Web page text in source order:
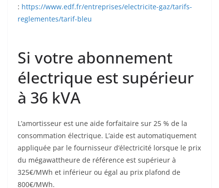
: https://www.edf.fr/entreprises/electricite-gaz/tarifs-
reglementes/tarif-bleu
Si votre abonnement
électrique est supérieur
à 36 kVA
L’amortisseur est une aide forfaitaire sur 25 % de la
consommation électrique. L’aide est automatiquement
appliquée par le fournisseur d’électricité lorsque le prix
du mégawattheure de référence est supérieur à
325€/MWh et inférieur ou égal au prix plafond de
800€/MWh.